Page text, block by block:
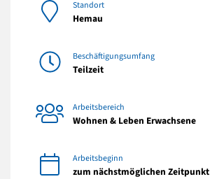
Standort
Hemau
Beschäftigungsumfang
Teilzeit
Arbeitsbereich
Wohnen & Leben Erwachsene
Arbeitsbeginn
zum nächstmöglichen Zeitpunkt